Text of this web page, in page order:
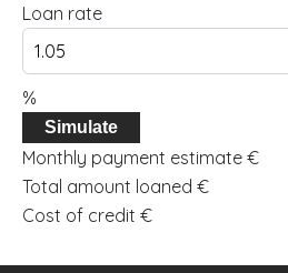
Loan rate
%
Simulate
Monthly payment estimate €
Total amount loaned €
Cost of credit €